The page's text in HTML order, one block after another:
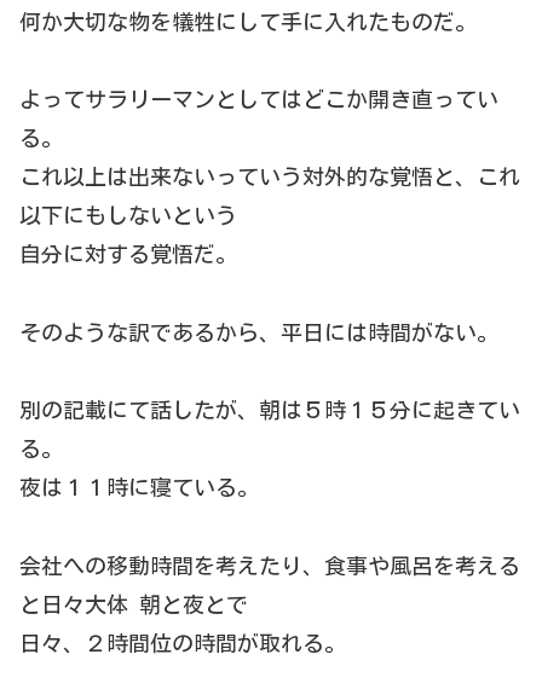
何か大切な物を犠牲にして手に入れたものだ。
よってサラリーマンとしてはどこか開き直ってい
る。
これ以上は出来ないっていう対外的な覚悟と、これ
以下にもしないという
自分に対する覚悟だ。
そのような訳であるから、平日には時間がない。
別の記載にて話したが、朝は５時１５分に起きてい
る。
夜は１１時に寝ている。
会社への移動時間を考えたり、食事や風呂を考える
と日々大体 朝と夜とで
日々、２時間位の時間が取れる。